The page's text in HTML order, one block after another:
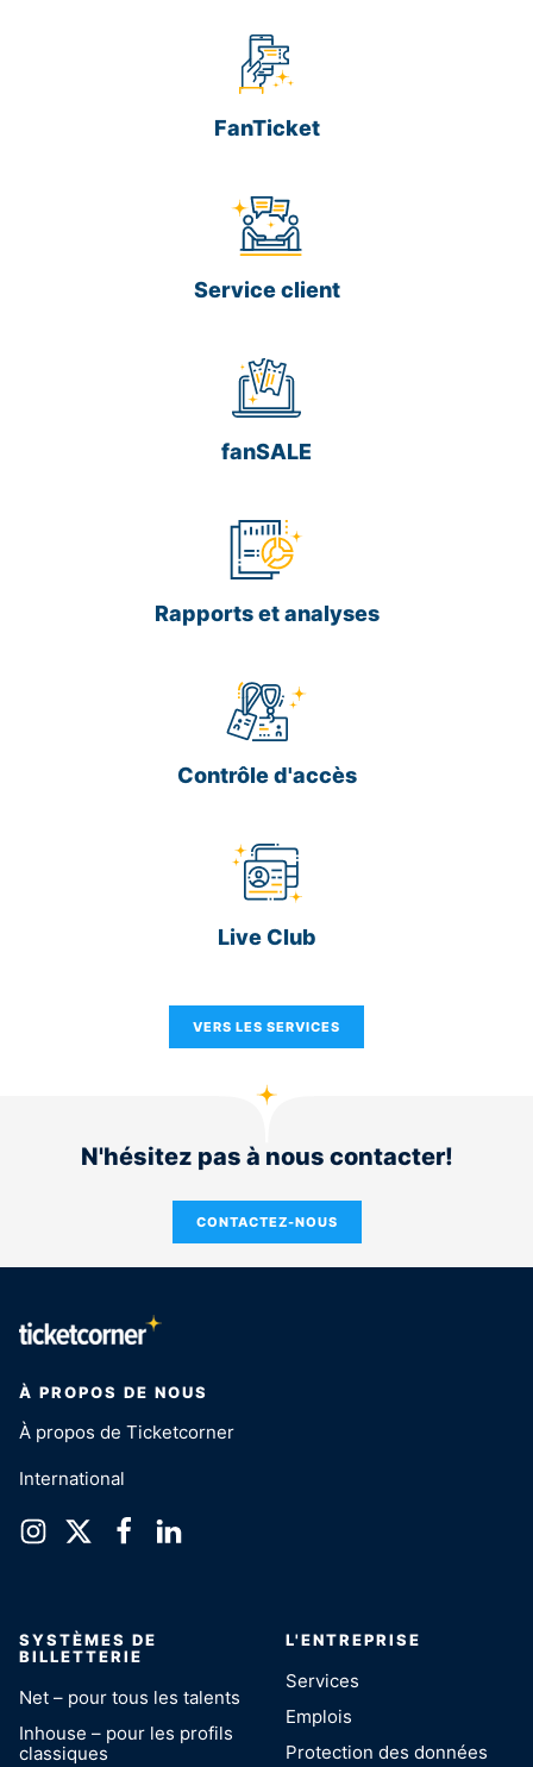
FanTicket
Service client
fanSALE
Rapports et analyses
Contrôle d'accès
Live Club
VERS LES SERVICES
N'hésitez pas à nous contacter!
CONTACTEZ-NOUS
À PROPOS DE NOUS
À propos de Ticketcorner
International
SYSTÈMES DE
BILLETTERIE
Net – pour tous les talents
Inhouse – pour les profils
classiques
L'ENTREPRISE
Services
Emplois
Protection des données